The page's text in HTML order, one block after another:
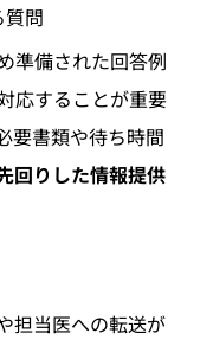
問
準備された回答例
応することが重要
要書類や待ち時間
回りした情報提供
担当医への転送が